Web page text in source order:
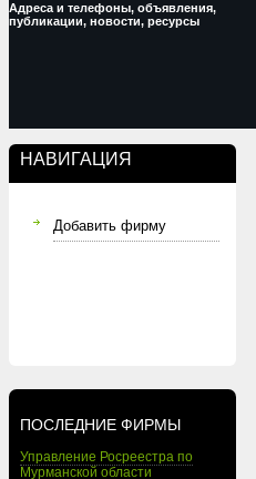
Адреса и телефоны, объявления,
публикации, новости, ресурсы
НАВИГАЦИЯ
Добавить фирму
ПОСЛЕДНИЕ ФИРМЫ
Управление Росреестра по
Мурманской области